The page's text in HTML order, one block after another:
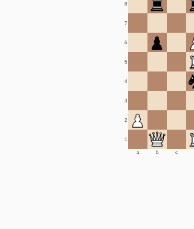
1
2
3
4
5
6
7
8
a b c